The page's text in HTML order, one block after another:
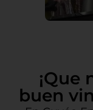
¡Que
buen